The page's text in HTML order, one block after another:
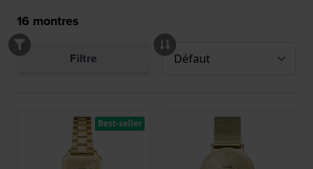
16 montres
Filtre
Best-seller